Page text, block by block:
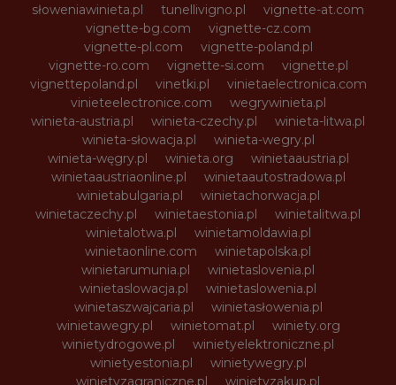
słoweniawinieta.pl
tunellivigno.pl
vignette-at.com
vignette-bg.com
vignette-cz.com
vignette-pl.com
vignette-poland.pl
vignette-ro.com
vignette-si.com
vignette.pl
vignettepoland.pl
vinetki.pl
vinietaelectronica.com
vinieteelectronice.com
wegrywinieta.pl
winieta-austria.pl
winieta-czechy.pl
winieta-litwa.pl
winieta-słowacja.pl
winieta-wegry.pl
winieta-węgry.pl
winieta.org
winietaaustria.pl
winietaaustriaonline.pl
winietaautostradowa.pl
winietabulgaria.pl
winietachorwacja.pl
winietaczechy.pl
winietaestonia.pl
winietalitwa.pl
winietalotwa.pl
winietamoldawia.pl
winietaonline.com
winietapolska.pl
winietarumunia.pl
winietaslovenia.pl
winietaslowacja.pl
winietaslowenia.pl
winietaszwajcaria.pl
winietasłowenia.pl
winietawegry.pl
winietomat.pl
winiety.org
winietydrogowe.pl
winietyelektroniczne.pl
winietyestonia.pl
winietywegry.pl
winietyzagraniczne.pl
winietyzakup.pl